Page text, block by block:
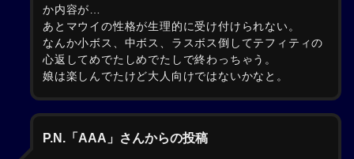
か内容が…
あとマウイの性格が生理的に受け付けられない。
なんか小ボス、中ボス、ラスボス倒してテフィティの
心返してめでたしめでたしで終わっちゃう。
娘は楽しんでたけど大人向けではないかなと。
P.N.「AAA」さんからの投稿